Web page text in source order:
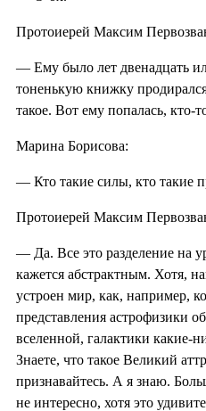
Протоиерей Максим
— Ему было лет двенадцать
тоненькую книжку
такое. Вот ему попалась, кто-
Марина Борисова:
— Кто такие силы, кто такие
Протоиерей Максим
— Да. Все это разделение на
кажется абстрактным. Хотя,
устроен мир, как, например,
представления астрофизики
вселенной, галактики какие-
Знаете, что такое Великий
признавайтесь. А я знаю.
не интересно, хотя это